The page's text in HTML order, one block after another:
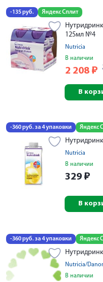
-135 руб. Яндекс Сплит
125мл №4
Nutricia
В наличии
2 208 ₽
В
-360 руб. за 4 упаковки Яндекс
Nutricia
В наличии
329 ₽
В
-360 руб. за 4 упаковки Яндекс
Nutricia/
В наличии